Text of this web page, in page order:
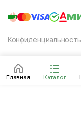
Главная Каталог
Конфиденциальность